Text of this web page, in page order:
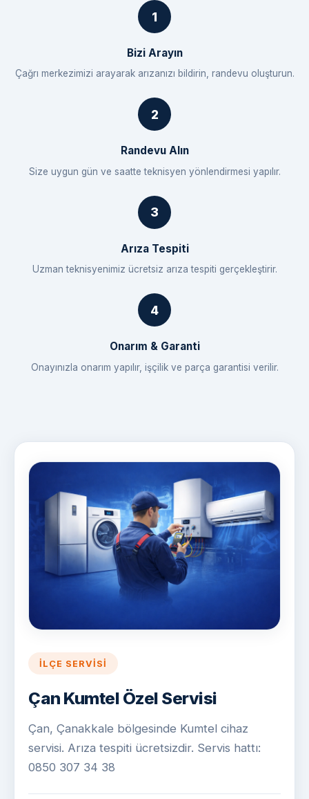
Bizi Arayın
Çağrı merkezimizi arayarak arızanızı bildirin, randevu oluşturun.
Randevu Alın
Size uygun gün ve saatte teknisyen yönlendirmesi yapılır.
Arıza Tespiti
Uzman teknisyenimiz ücretsiz arıza tespiti gerçekleştirir.
Onarım & Garanti
Onayınızla onarım yapılır, işçilik ve parça garantisi verilir.
İLÇE SERVISI
Çan Kumtel Özel Servisi
Çan, Çanakkale bölgesinde Kumtel cihaz
servisi. Arıza tespiti ücretsizdir. Servis hattı:
0850 307 34 38